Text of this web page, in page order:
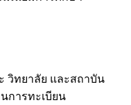
วิทยาลัย และสถาบัน
การทะเบียน